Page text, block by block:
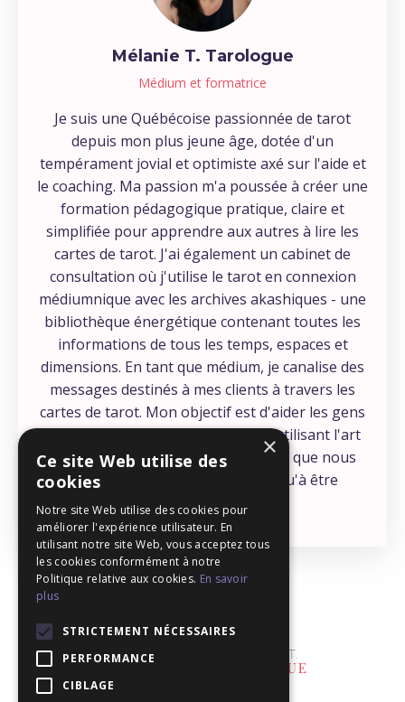
Mélanie T. Tarologue
Médium et formatrice
Je suis une Québécoise passionnée de tarot
depuis mon plus jeune âge, dotée d'un
tempérament jovial et optimiste axé sur l'aide et
le coaching. Ma passion m'a poussée à créer une
formation pédagogique pratique, claire et
simplifiée pour apprendre aux autres à lire les
cartes de tarot. J'ai également un cabinet de
consultation où j'utilise le tarot en connexion
médiumnique avec les archives akashiques - une
bibliothèque énergétique contenant toutes les
informations de tous les temps, espaces et
dimensions. En tant que médium, je canalise des
messages destinés à mes clients à travers les
cartes de tarot. Mon objectif est d'aider les gens
à se connecter à leur intuition, en utilisant l'art
éprouvé du tarot - une compétence que nous
avons tous, et qui ne demande qu'à être
développée !
×
Ce site Web utilise des
cookies
Notre site Web utilise des cookies pour
améliorer l'expérience utilisateur. En
utilisant notre site Web, vous acceptez tous
les cookies conformément à notre
Politique relative aux cookies. En savoir
plus
STRICTEMENT NÉCESSAIRES
PERFORMANCE
CIBLAGE